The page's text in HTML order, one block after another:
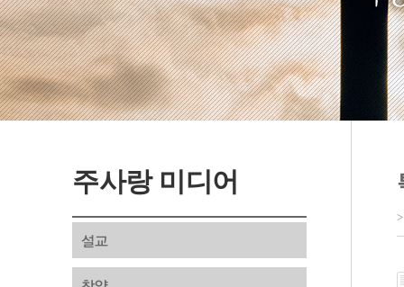
주사랑 미디어